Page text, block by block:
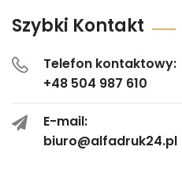
Szybki Kontakt
Telefon kontaktowy:
+48 504 987 610
E-mail:
biuro@alfadruk24.pl